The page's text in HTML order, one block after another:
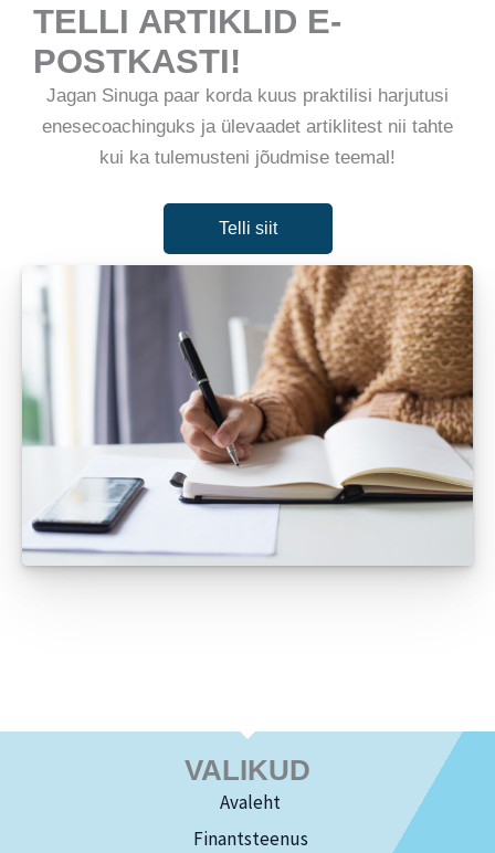
TELLI ARTIKLID E-
POSTKASTI!
Jagan Sinuga paar korda kuus praktilisi harjutusi
enesecoachinguks ja ülevaadet artiklitest nii tahte
kui ka tulemusteni jõudmise teemal!
Telli siit
VALIKUD
Avaleht
Finantsteenus